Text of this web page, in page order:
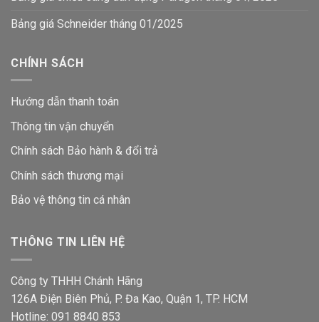
Bảng giá Schneider tháng 01/2025
CHÍNH SÁCH
Hướng dẫn thanh toán
Thông tin vận chuyển
Chính sách Bảo hành & đổi trả
Chính sách thương mại
Bảo vệ thông tin cá nhân
THÔNG TIN LIÊN HỆ
Công ty THHH Chánh Hãng
126A Điện Biên Phủ, P. Đa Kao, Quận 1, TP. HCM
Hotline: 091 8840 853